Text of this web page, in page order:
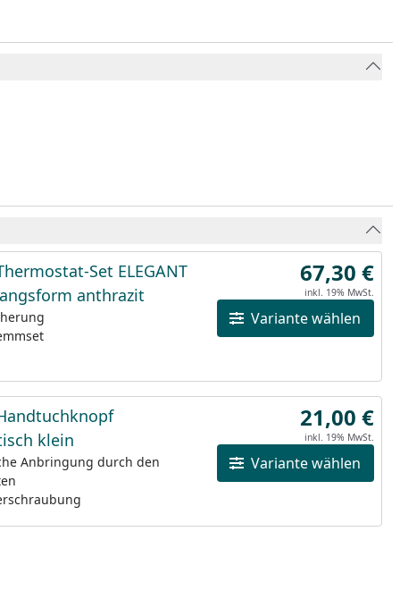
Set ELEGANT
anthrazit
Variante wählen
67,30 €
inkl. 19% MwSt.
klein
Anbringung durch den
Variante wählen
21,00 €
inkl. 19% MwSt.